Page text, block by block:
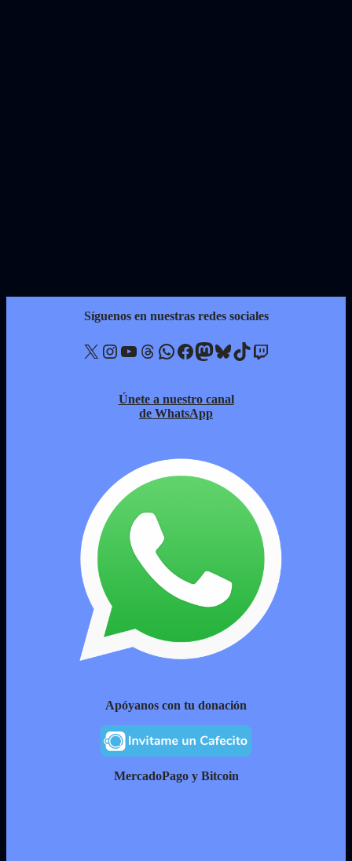
Síguenos en nuestras redes sociales
X Instagram YouTube Threads WhatsApp Facebook Mastodon Bluesky TikTok Twitch
Únete a nuestro canal
de WhatsApp
Apóyanos con tu donación
MercadoPago y Bitcoin